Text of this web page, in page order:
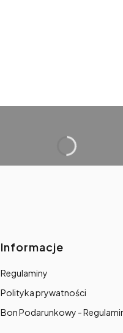
Informacje
Regulaminy
Polityka prywatności
Bon Podarunkowy -